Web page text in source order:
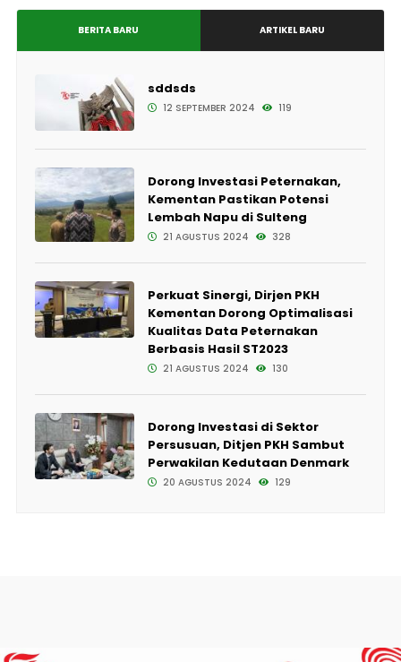
BERITA BARU ARTIKEL BARU
sddsds
12 SEPTEMBER 2024 119
Dorong Investasi Peternakan,
Kementan Pastikan Potensi
Lembah Napu di Sulteng
21 AGUSTUS 2024 328
Perkuat Sinergi, Dirjen PKH
Kementan Dorong Optimalisasi
Kualitas Data Peternakan
Berbasis Hasil ST2023
21 AGUSTUS 2024 130
Dorong Investasi di Sektor
Persusuan, Ditjen PKH Sambut
Perwakilan Kedutaan Denmark
20 AGUSTUS 2024 129